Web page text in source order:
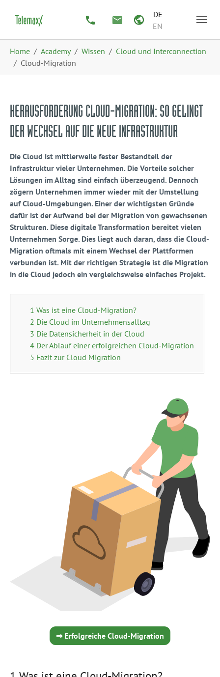
DE
EN
Home Academy Wissen
Cloud und Interconnection
Cloud-Migration
HERAUSFORDERUNG CLOUD-MIGRATION: SO GELINGT
DER WECHSEL AUF DIE NEUE INFRASTRUKTUR
Die Cloud ist mittlerweile fester Bestandteil der
Infrastruktur vieler Unternehmen. Die Vorteile solcher
Lösungen im Alltag sind einfach überzeugend. Dennoch
zögern Unternehmen immer wieder mit der Umstellung
auf Cloud-Umgebungen. Einer der wichtigsten Gründe
dafür ist der Aufwand bei der Migration von gewachsenen
Strukturen. Diese digitale Transformation bereitet vielen
Unternehmen Sorge. Dies liegt auch daran, dass die Cloud-
Migration oftmals mit einem Wechsel der Plattformen
verbunden ist. Mit der richtigen Strategie ist die Migration
in die Cloud jedoch ein vergleichsweise einfaches Projekt.
1 Was ist eine Cloud-Migration?
2 Die Cloud im Unternehmensalltag
3 Die Datensicherheit in der Cloud
4 Der Ablauf einer erfolgreichen Cloud-Migration
5 Fazit zur Cloud Migration
⇒ Erfolgreiche Cloud-Migration